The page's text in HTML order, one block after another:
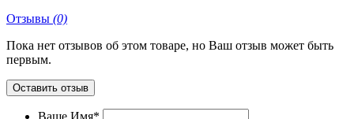
Отзывы (0)
Пока нет отзывов об этом товаре, но Ваш отзыв может быть
первым.
Оставить отзыв